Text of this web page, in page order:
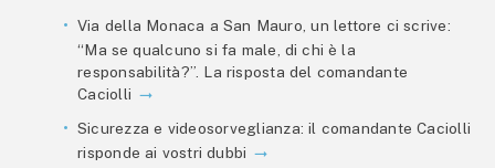
Via della Monaca a San Mauro, un lettore ci scrive:
“Ma se qualcuno si fa male, di chi è la
responsabilità?”. La risposta del comandante
Caciolli
Sicurezza e videosorveglianza: il comandante Caciolli
risponde ai vostri dubbi